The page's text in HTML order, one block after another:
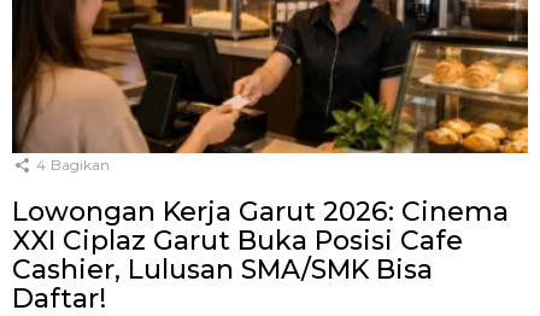
4 Bagikan
Lowongan Kerja Garut 2026: Cinema
XXI Ciplaz Garut Buka Posisi Cafe
Cashier, Lulusan SMA/SMK Bisa
Daftar!